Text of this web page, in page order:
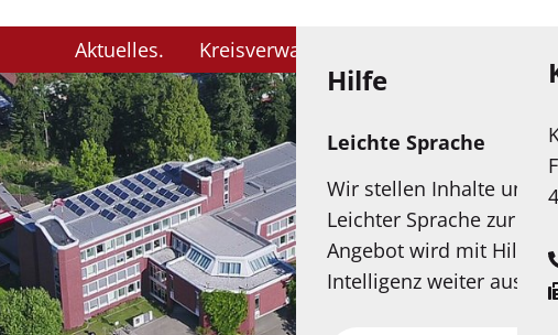
Aktuelles Kreisverwaltung
Hilfe
Leichte Sprache
Wir stellen Inhalte
Leichter Sprache zur
Angebot wird mit Hilfe
Intelligenz weiter